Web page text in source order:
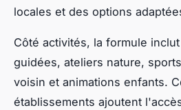
locales et des options
Côté activités, la formule
guidées, ateliers nature,
voisin et animations enfants.
établissements ajoutent